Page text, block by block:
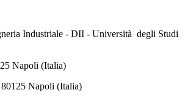
Industriale - DII - Università degli Studi
Napoli (Italia)
Napoli (Italia)